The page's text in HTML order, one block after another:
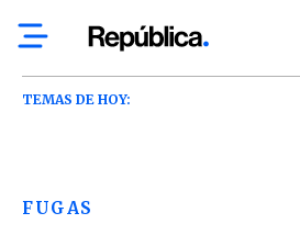
TEMAS DE HOY:
FUGAS